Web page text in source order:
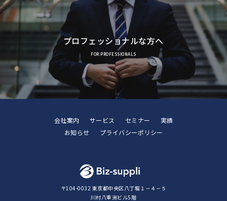
プロフェッショナルな方へ
FOR PROFESSIONALS
〒104-0032 東京都中央区八丁堀１－４－５
川村八重洲ビル5階
会社案内 サービス セミナー
実績
お知らせ
プライバシーポリシー